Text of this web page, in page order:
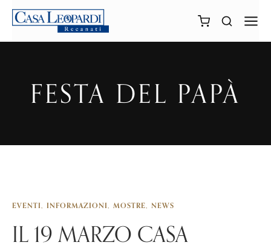
FESTA DEL PAPÀ
EVENTI INFORMAZIONI MOSTRE NEWS
IL 19 MARZO CASA